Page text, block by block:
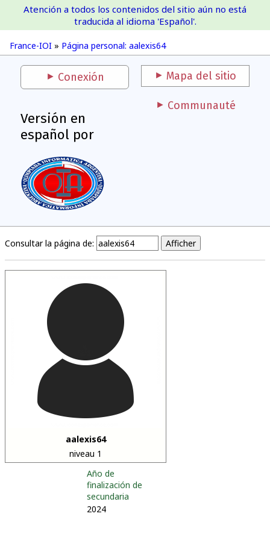
France-IOI
France-IOI » Página personal: aalexis64
Atención a todos los contenidos del sitio aún no está
traducida al idioma 'Español'.
Conexión Mapa del sitio
Versión en
español por
Communauté
Consultar la página de:
aalexis64
niveau 1
Año de
finalización de
secundaria
2024